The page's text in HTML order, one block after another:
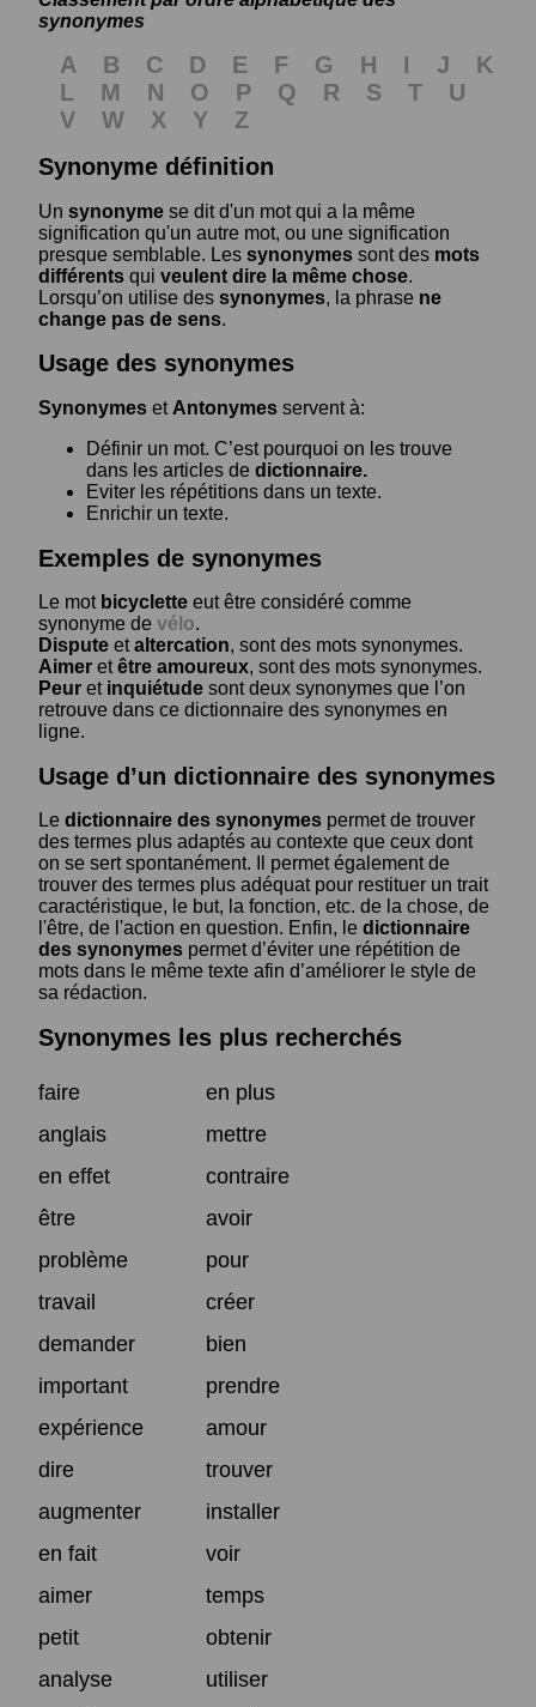
synonymes
A B C D E F G H I J
K
L
M N O P Q R S T
U
V
W X Y
Z
Synonyme définition
Un synonyme se dit d'un mot qui a la même
signification qu'un autre mot, ou une signification
presque semblable. Les synonymes sont des mots
différents qui veulent dire la même chose.
Lorsqu’on utilise des synonymes, la phrase ne
change pas de sens.
Usage des synonymes
Synonymes et Antonymes servent à:
Définir un mot. C’est pourquoi on les trouve
dans les articles de dictionnaire.
Eviter les répétitions dans un texte.
Enrichir un texte.
Exemples de synonymes
Le mot bicyclette eut être considéré comme
synonyme de vélo.
Dispute etaltercation, sont des mots synonymes.
Aimer etêtre amoureux, sont des mots synonymes.
Peur et inquiétude sont deux synonymes que l’on
retrouve dans ce dictionnaire des synonymes en
ligne.
Usage d’un dictionnaire des synonymes
Le dictionnaire des synonymes permet de trouver
des termes plus adaptés au contexte que ceux dont
on se sert spontanément. Il permet également de
trouver des termes plus adéquat pour restituer un trait
caractéristique, le but, la fonction, etc. de la chose, de
l'être, de l'action en question. Enfin, le dictionnaire
des synonymes permet d’éviter une répétition de
mots dans le même texte afin d’améliorer le style de
sa rédaction.
Synonymes les plus recherchés
faire
en plus
anglais
mettre
en effet
contraire
être
avoir
problème
pour
travail
créer
demander
bien
important
prendre
expérience
amour
dire
trouver
augmenter
installer
en fait
voir
aimer
temps
petit
obtenir
analyse
utiliser